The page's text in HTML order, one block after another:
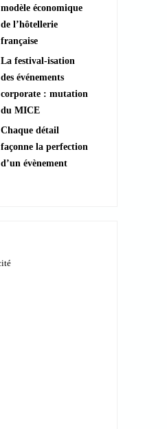
modèle économique
de l’hôtellerie
française
La festival-isation
des événements
corporate : mutation
du MICE
Chaque détail
façonne la perfection
d’un évènement